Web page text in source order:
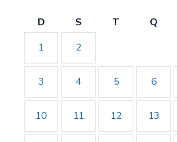
D S T Q
1
2
3 4 5 6
10 11 12 13